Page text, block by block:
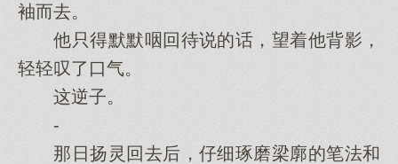
袖而去。
他只得默默咽回待说的话，望着他背影，
轻轻叹了口气。
这逆子。
-
那日扬灵回去后，仔细琢磨梁廓的笔法和